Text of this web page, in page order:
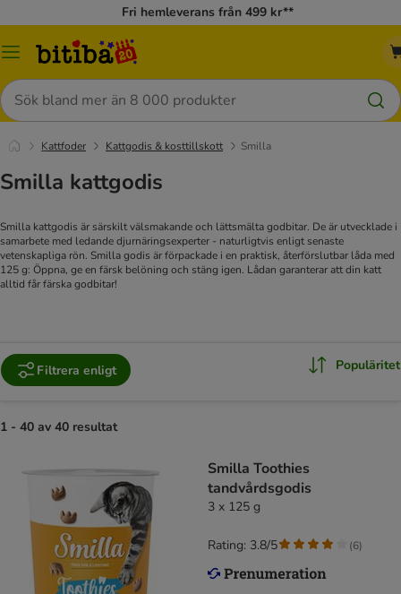
Fri hemleverans från 499 kr**
Meny
Sök
Kattfoder Kattgodis & kosttillskott Smilla
Smilla kattgodis
Smilla kattgodis är särskilt välsmakande och lättsmälta godbitar. De är utvecklade i
samarbete med ledande djurnäringsexperter - naturligtvis enligt senaste
vetenskapliga rön. Smilla godis är förpackade i en praktisk, återförslutbar låda med
125 g: Öppna, ge en färsk belöning och stäng igen. Lådan garanterar att din katt
alltid får färska godbitar!
Filtrera enligt Populäritet
1 - 40 av 40 resultat
Smilla Toothies
tandvårdsgodis
3 x 125 g
Rating: 3.8/5 (6)